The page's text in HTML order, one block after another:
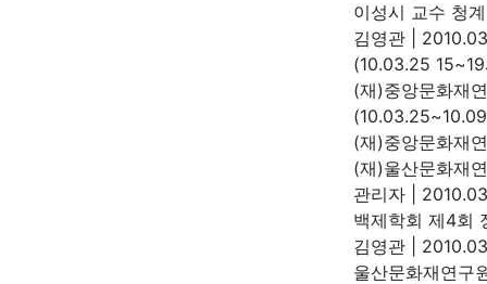
이성시 교수 청
김영관
(10.03.25
(재)중앙문화재
(재)중앙문화재
(재)울산문화재
관리자
백제학회 제4회
김영관
울산문화재연구